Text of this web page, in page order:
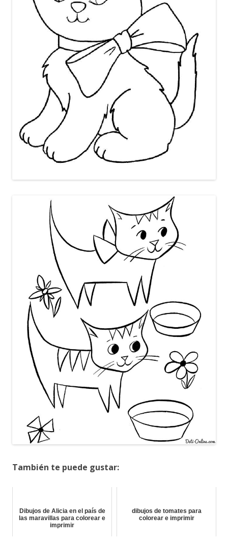
También te puede gustar:
Dibujos de Alicia en el país de
las maravillas para colorear e
imprimir
dibujos de tomates para
colorear e imprimir